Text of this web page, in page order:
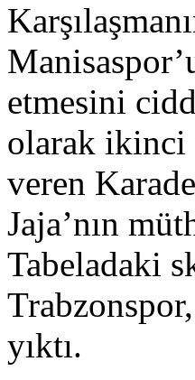
etmesini
olarak ikinci
veren
Jaja’nın
Tabeladaki
yıktı.